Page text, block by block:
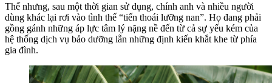
Thế nhưng, sau một thời gian sử dụng, chính anh và nhiều người
dùng khác lại rơi vào tình thế “tiến thoái lưỡng nan”. Họ đang phải
gồng gánh những áp lực tâm lý nặng nề đến từ cả sự yếu kém của
hệ thống dịch vụ bảo dưỡng lẫn những định kiến khắt khe từ phía
gia đình.